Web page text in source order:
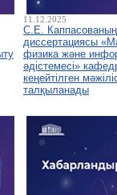
11.12.2025
С.Е.
диссертациясы
физика және
әдістемесі»
кеңейтілген
талқыланады